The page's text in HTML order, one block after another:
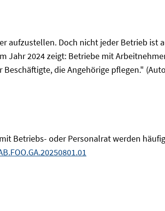
Doch nicht jeder Betrieb ist
Jahr 2024 zeigt: Betriebe mit
die Angehörige pflegen."
Betriebs- oder Personalrat werden